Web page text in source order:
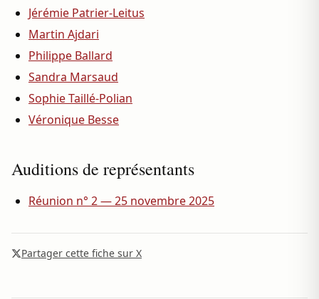
Jérémie Patrier-Leitus
Martin Ajdari
Philippe Ballard
Sandra Marsaud
Sophie Taillé-Polian
Véronique Besse
Auditions de représentants
Réunion n° 2 — 25 novembre 2025
Partager cette fiche sur X